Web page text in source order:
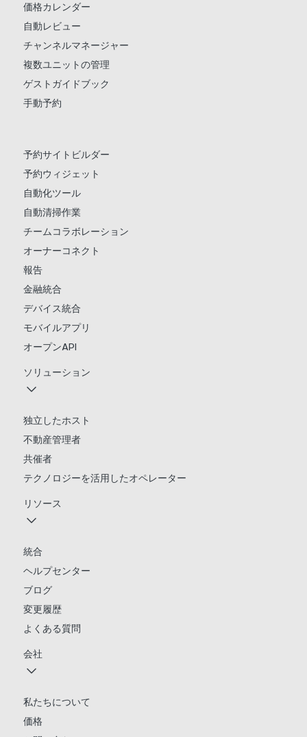
価格カレンダー
自動レビュー
チャンネルマネージャー
複数ユニットの管理
ゲストガイドブック
手動予約
予約サイトビルダー
予約ウィジェット
自動化ツール
自動清掃作業
チームコラボレーション
オーナーコネクト
報告
金融統合
デバイス統合
モバイルアプリ
オープンAPI
ソリューション
独立したホスト
不動産管理者
共催者
テクノロジーを活用したオペレーター
リソース
統合
ヘルプセンター
ブログ
変更履歴
よくある質問
会社
私たちについて
価格